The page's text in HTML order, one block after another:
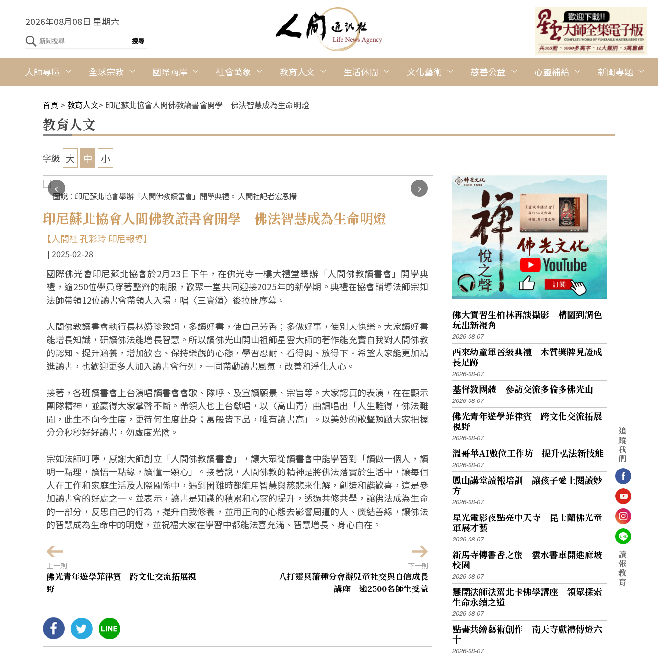
2026年08月08日 星期六
大師專區 全球宗教 國際兩岸 社會萬象 教育人文 生活休閒 文化藝術 慈善公益 心靈補給 新聞專題
首頁 > 教育人文> 印尼蘇北協會人間佛教讀書會開學 佛法智慧成為生命明燈
教育人文
字級 大 中 小
圖說：印尼蘇北協會舉辦「人間佛教讀書會」開學典禮。 人間社記者宏恩攝 圖說：印尼蘇北協會舉辦「人間佛教讀書會」開學典禮。 人間社
‹
›
印尼蘇北協會人間佛教讀書會開學 佛法智慧成為生命明燈
【人間社 孔彩玲 印尼報導】
2025-02-28
國際佛光會印尼蘇北協會於2月23日下午，在佛光寺一樓大禮堂舉辦「人間佛教讀書會」開學典
禮，逾250位學員穿著整齊的制服，歡聚一堂共同迎接2025年的新學期。典禮在協會輔導法師宗如
法師帶領12位讀書會帶領人入場，唱〈三寶頌〉後拉開序幕。
人間佛教讀書會執行長林嬿珍致詞，多讀好書，使自己芳香；多做好事，使別人快樂。大家讀好書
能增長知識，研讀佛法能增長智慧。所以讀佛光山開山祖師星雲大師的著作能充實自我對人間佛教
的認知、提升涵養，增加歡喜、保持樂觀的心態，學習忍耐、看得開、放得下。希望大家能更加精
進讀書，也歡迎更多人加入讀書會行列，一同帶動讀書風氣，改善和淨化人心。
接著，各班讀書會上台演唱讀書會會歌、隊呼、及宣讀願景、宗旨等。大家認真的表演，在在顯示
團隊精神，並贏得大家掌聲不斷。帶領人也上台獻唱，以〈高山青〉曲調唱出「人生難得，佛法難
聞，此生不向今生度，更待何生度此身；萬般皆下品，唯有讀書高」。以美妙的歌聲勉勵大家把握
分分秒秒好好讀書，勿虛度光陰。
宗如法師叮嚀，感謝大師創立「人間佛教讀書會」，讓大眾從讀書會中能學習到「讀做一個人，讀
明一點理，讀悟一點緣，讀懂一顆心」。接著說，人間佛教的精神是將佛法落實於生活中，讓每個
人在工作和家庭生活及人際關係中，遇到困難時都能用智慧與慈悲來化解，創造和諧歡喜，這是參
加讀書會的好處之一。並表示，讀書是知識的積累和心靈的提升，透過共修共學，讓佛法成為生命
的一部分，反思自己的行為，提升自我修養，並用正向的心態去影響周遭的人、廣結善緣，讓佛法
的智慧成為生命中的明燈，並祝福大家在學習中都能法喜充滿、智慧增長、身心自在。
上一則
佛光青年遊學菲律賓 跨文化交流拓展視
野
下一則
八打靈與蒲種分會辦兒童社交與自信成長
講座 逾2500名師生受益
佛大實習生柏林再談攝影 構圖到調色
玩出新視角
2026-08-07
西來幼童軍晉級典禮 木質獎牌見證成
長足跡
2026-08-07
基督教團體 參訪交流多倫多佛光山
2026-08-07
佛光青年遊學菲律賓 跨文化交流拓展
視野
2026-08-07
溫哥華AI數位工作坊 提升弘法新技能
2026-08-07
鳳山講堂讀報培訓 讓孩子愛上閱讀妙
方
2026-08-07
星光電影夜點亮中天寺 昆士蘭佛光童
軍展才藝
2026-08-07
新馬寺傳書香之旅 雲水書車開進麻坡
校園
2026-08-07
慧開法師法駕北卡佛學講座 領眾探索
生命永續之道
2026-08-07
點畫共繪藝術創作 南天寺獻禮傳燈六
十
2026-08-07
追
蹤
我
們
讀
報
教
育